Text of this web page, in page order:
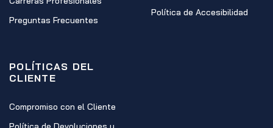
Preguntas Frecuentes
Política de Accesibilidad
POLÍTICAS DEL
CLIENTE
Compromiso con el Cliente